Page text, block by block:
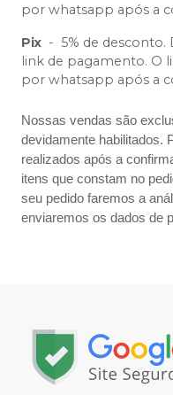
por whatsapp após a
Pix - 5% de
link de pagamento. O
por whatsapp após a
Nossas vendas são
devidamente habilitados.
realizados após a
itens que constam no
seu pedido faremos a
enviaremos os dados de